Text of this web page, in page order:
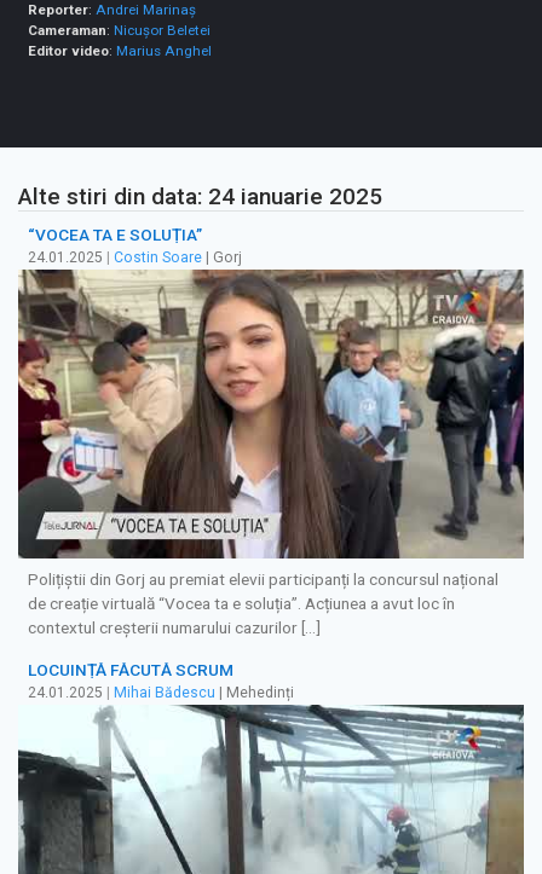
Reporter:Andrei Marinaș
Cameraman: Nicușor Beletei
Editor video: Marius Anghel
Alte stiri din data: 24 ianuarie 2025
“VOCEA TA E SOLUȚIA”
24.01.2025 Costin Soare | Gorj
Polițiștii din Gorj au premiat elevii participanți la concursul național
de creație virtuală “Vocea ta e soluția”. Acțiunea a avut loc în
contextul creșterii numarului cazurilor […]
LOCUINȚĂ FĂCUTĂ SCRUM
24.01.2025 | Mihai Bădescu | Mehedinți